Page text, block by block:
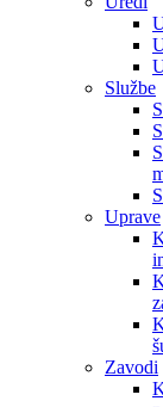
Službe
Uprave
Zavodi